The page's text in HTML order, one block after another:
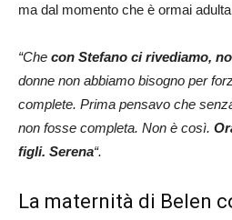
ma dal momento che è ormai
“Che con Stefano ci rivediamo,
donne non abbiamo bisogno per
complete. Prima pensavo che
non fosse completa. Non è così.
figli. Serena“.
La maternità di Belen